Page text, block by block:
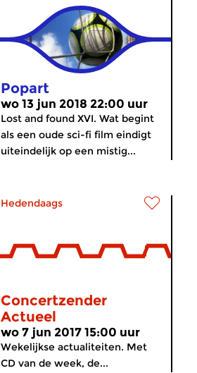
Popart
wo 13 jun 2018 22:00 uur
Lost and found XVI. Wat begint
als een oude sci-fi film eindigt
uiteindelijk op een mistig...
Hedendaags
Concertzender
Actueel
wo 7 jun 2017 15:00 uur
Wekelijkse actualiteiten. Met
CD van de week, de...